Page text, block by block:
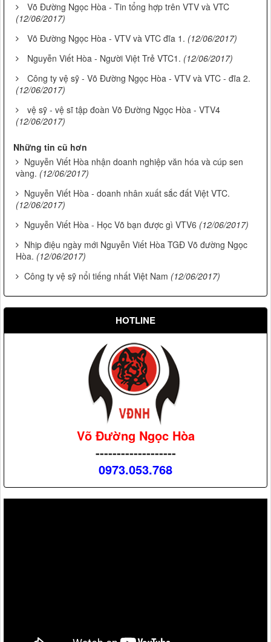
Võ Đường Ngọc Hòa - Tin tổng hợp trên VTV và VTC
(12/06/2017)
Võ Đường Ngọc Hòa - VTV và VTC đĩa 1. (12/06/2017)
Nguyễn Viết Hòa - Người Việt Trẻ VTC1. (12/06/2017)
Công ty vệ sỹ - Võ Đường Ngọc Hòa - VTV và VTC - đĩa 2.
(12/06/2017)
vệ sỹ - vệ sĩ tập đoàn Võ Đường Ngọc Hòa - VTV4
(12/06/2017)
Những tin cũ hơn
Nguyễn Viết Hòa nhận doanh nghiệp văn hóa và cúp sen
vàng. (12/06/2017)
Nguyễn Viết Hòa - doanh nhân xuất sắc đất Việt VTC.
(12/06/2017)
Nguyễn Viết Hòa - Học Võ bạn được gì VTV6 (12/06/2017)
Nhịp điệu ngày mới Nguyễn Viết Hòa TGĐ Võ đường Ngọc
Hòa. (12/06/2017)
Công ty vệ sỹ nổi tiếng nhất Việt Nam (12/06/2017)
HOTLINE
Võ Đường Ngọc Hòa
-------------------
0973.053.768